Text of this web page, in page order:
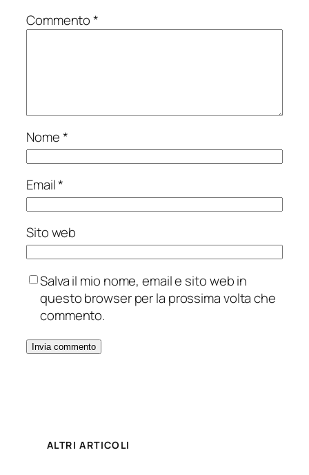
Commento*
Nome*
Email*
Sito web
Salva il mio nome, email e sito web in
questo browser per la prossima volta che
commento.
ALTRI ARTICOLI